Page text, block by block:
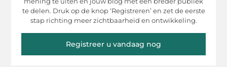
te delen. Druk op de knop ‘Registreren’ en zet de eerste
stap richting meer zichtbaarheid en ontwikkeling.
Registreer u vandaag nog